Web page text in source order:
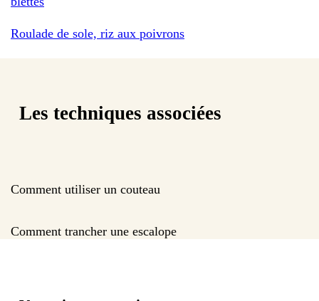
Roulade de sole, riz aux poivrons
Les techniques associées
Comment utiliser un couteau
Comment trancher une escalope